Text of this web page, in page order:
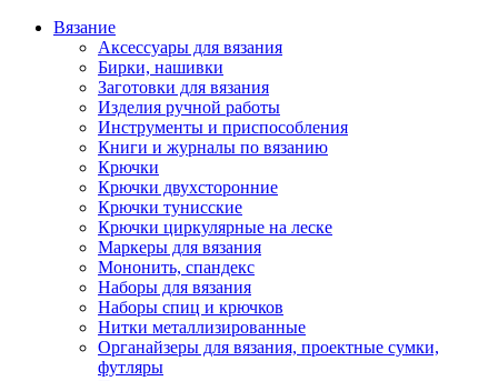
Вязание
Аксессуары для вязания
Бирки, нашивки
Заготовки для вязания
Изделия ручной работы
Инструменты и приспособления
Книги и журналы по вязанию
Крючки
Крючки двухсторонние
Крючки тунисские
Крючки циркулярные на леске
Маркеры для вязания
Мононить, спандекс
Наборы для вязания
Наборы спиц и крючков
Нитки металлизированные
Органайзеры для вязания, проектные сумки,
футляры